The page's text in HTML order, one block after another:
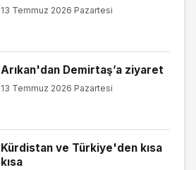
13 Temmuz 2026 Pazartesi
Arıkan'dan Demirtaş’a ziyaret
13 Temmuz 2026 Pazartesi
Kürdistan ve Türkiye'den kısa
kısa